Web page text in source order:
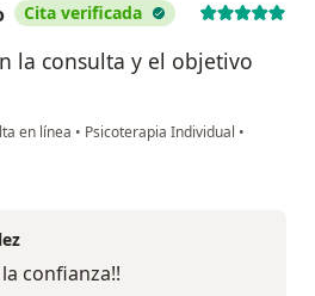
Cita verificada
la consulta y el objetivo
en línea • Psicoterapia Individual •
confianza!!